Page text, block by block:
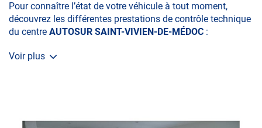
Pour connaître l’état de votre véhicule à tout moment,
découvrez les différentes prestations de contrôle technique
du centre AUTOSUR SAINT-VIVIEN-DE-MÉDOC :
• le contrôle technique obligatoire
Voir plus